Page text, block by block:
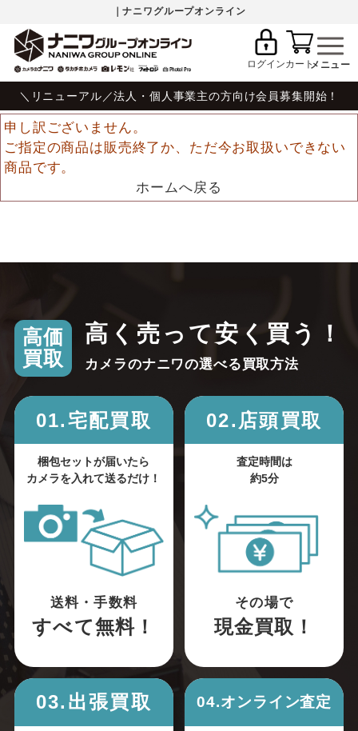
｜ナニワグループオンライン
ログインカート
＼リニューアル／法人・個人事業主の方向け会員募集開始！
申し訳ございません。
ご指定の商品は販売終了か、ただ今お取扱いできない
商品です。
ホームへ戻る
高価
買取
高く売って安く買う！
カメラのナニワの選べる買取方法
01.宅配買取
梱包セットが届いたら
カメラを入れて送るだけ！
送料・手数料
すべて無料！
02.店頭買取
査定時間は
約5分
その場で
現金買取！
03.出張買取 04.オンライン査定